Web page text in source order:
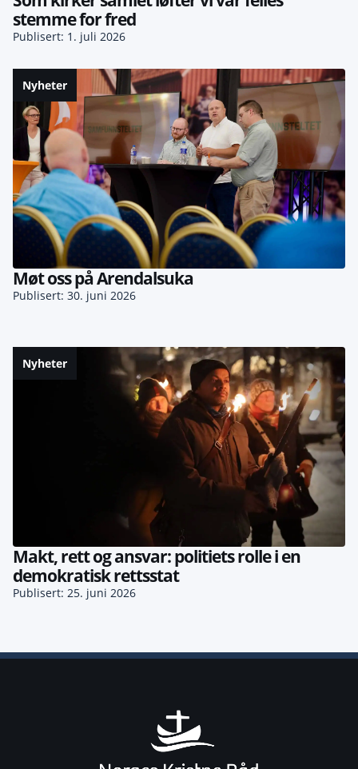
stemme for fred
Publisert: 1. juli 2026
Nyheter
Møt oss på Arendalsuka
Publisert: 30. juni 2026
Nyheter
Makt, rett og ansvar: politiets rolle i en
demokratisk rettsstat
Publisert: 25. juni 2026